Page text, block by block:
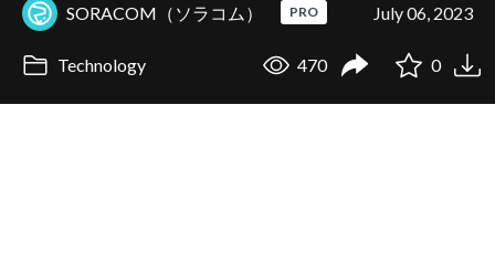
SORACOM（ソラコム） PRO July 06, 2023
Technology 470 0